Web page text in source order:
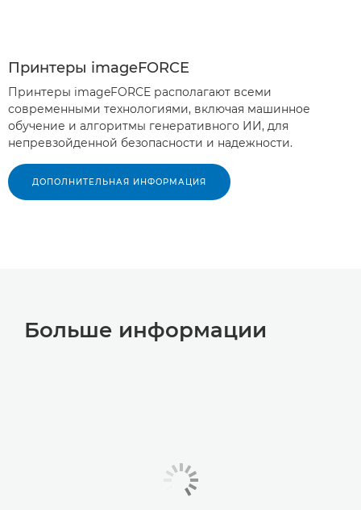
Принтеры imageFORCE
Принтеры imageFORCE располагают всеми
современными технологиями, включая машинное
обучение и алгоритмы генеративного ИИ, для
непревзойденной безопасности и надежности.
ДОПОЛНИТЕЛЬНАЯ ИНФОРМАЦИЯ
Больше информации